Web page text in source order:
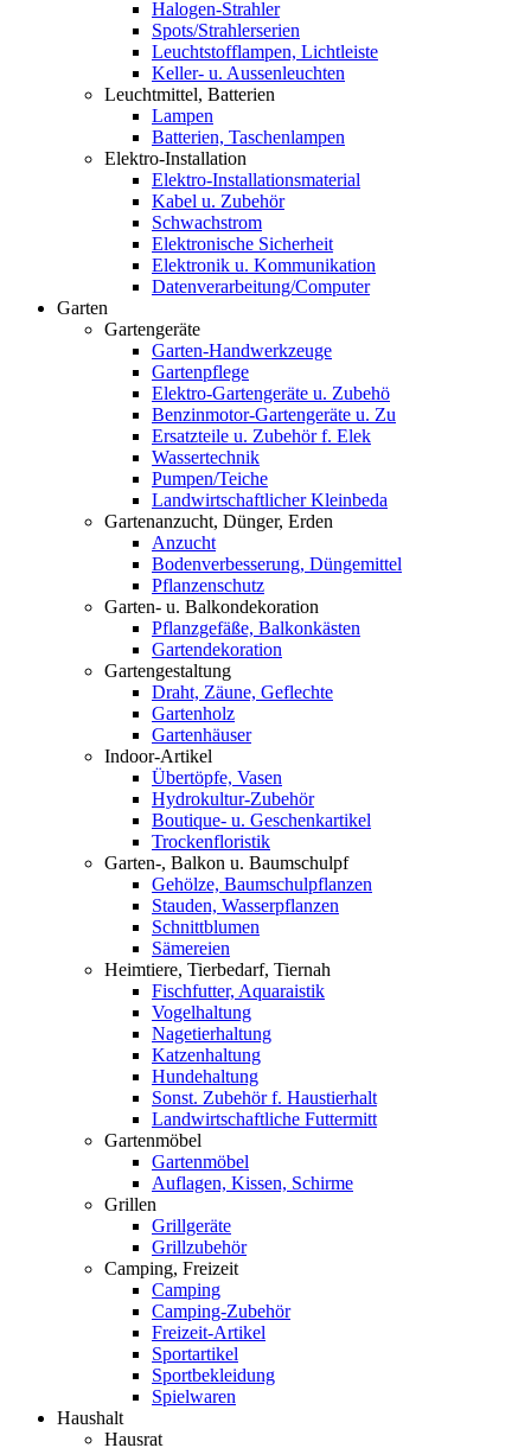
Halogen-Strahler
Spots/Strahlerserien
Leuchtstofflampen, Lichtleiste
Keller- u. Aussenleuchten
Leuchtmittel, Batterien
Lampen
Batterien, Taschenlampen
Elektro-Installation
Elektro-Installationsmaterial
Kabel u. Zubehör
Schwachstrom
Elektronische Sicherheit
Elektronik u. Kommunikation
Datenverarbeitung/Computer
Garten
Gartengeräte
Garten-Handwerkzeuge
Gartenpflege
Elektro-Gartengeräte u. Zubehö
Benzinmotor-Gartengeräte u. Zu
Ersatzteile u. Zubehör f. Elek
Wassertechnik
Pumpen/Teiche
Landwirtschaftlicher Kleinbeda
Gartenanzucht, Dünger, Erden
Anzucht
Bodenverbesserung, Düngemittel
Pflanzenschutz
Garten- u. Balkondekoration
Pflanzgefäße, Balkonkästen
Gartendekoration
Gartengestaltung
Draht, Zäune, Geflechte
Gartenholz
Gartenhäuser
Indoor-Artikel
Übertöpfe, Vasen
Hydrokultur-Zubehör
Boutique- u. Geschenkartikel
Trockenfloristik
Garten-, Balkon u. Baumschulpf
Gehölze, Baumschulpflanzen
Stauden, Wasserpflanzen
Schnittblumen
Sämereien
Heimtiere, Tierbedarf, Tiernah
Fischfutter, Aquaraistik
Vogelhaltung
Nagetierhaltung
Katzenhaltung
Hundehaltung
Sonst. Zubehör f. Haustierhalt
Landwirtschaftliche Futtermitt
Gartenmöbel
Gartenmöbel
Auflagen, Kissen, Schirme
Grillen
Grillgeräte
Grillzubehör
Camping, Freizeit
Camping
Camping-Zubehör
Freizeit-Artikel
Sportartikel
Sportbekleidung
Spielwaren
Haushalt
Hausrat